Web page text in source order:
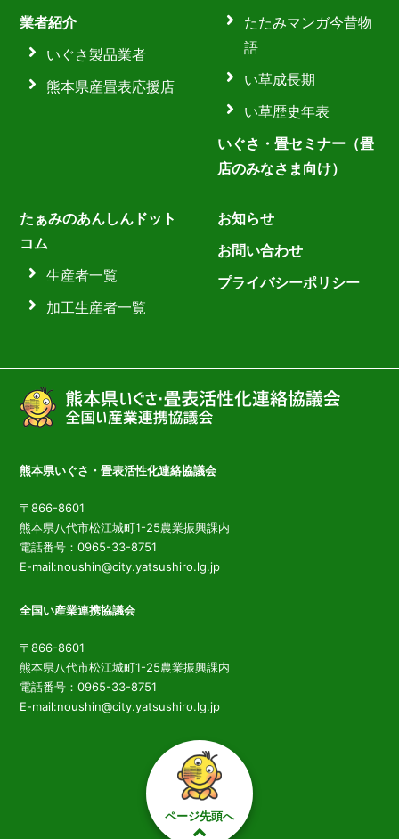
業者紹介
いぐさ製品業者
熊本県産畳表応援店
たたみマンガ今昔物
語
い草成長期
い草歴史年表
いぐさ・畳セミナー（畳
店のみなさま向け）
たぁみのあんしんドット
コム
生産者一覧
加工生産者一覧
お知らせ
お問い合わせ
プライバシーポリシー
熊本県いぐさ・畳表活性化連絡協議会
〒866-8601
熊本県八代市松江城町1-25農業振興課内
電話番号：0965-33-8751
E-mail:noushin@city.yatsushiro.lg.jp
全国い産業連携協議会
〒866-8601
熊本県八代市松江城町1-25農業振興課内
電話番号：0965-33-8751
E-mail:noushin@city.yatsushiro.lg.jp
ページ先頭へ